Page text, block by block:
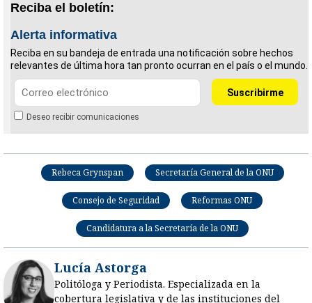
Reciba el boletín:
Alerta informativa
Reciba en su bandeja de entrada una notificación sobre hechos
relevantes de última hora tan pronto ocurran en el país o el mundo.
Deseo recibir comunicaciones
Rebeca Grynspan Secretaría General de la ONU
Consejo de Seguridad Reformas ONU
Candidatura a la Secretaría de la ONU
Lucía Astorga
Politóloga y Periodista. Especializada en la
cobertura legislativa y de las instituciones del